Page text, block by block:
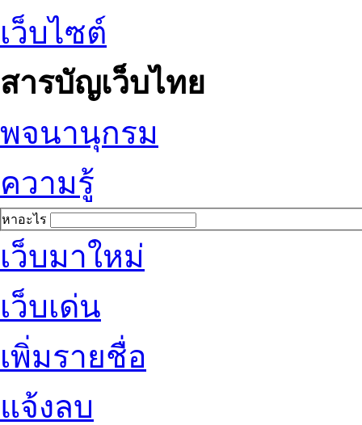
เว็บไซต์
สารบัญเว็บไทย
พจนานุกรม
ความรู้
หาอะไร
เว็บมาใหม่
เว็บเด่น
เพิ่มรายชื่อ
แจ้งลบ